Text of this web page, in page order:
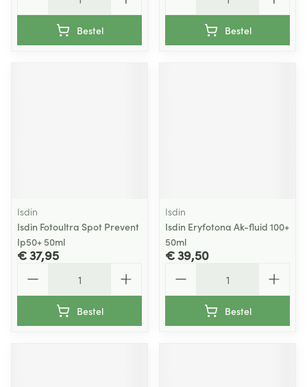
Bestel Bestel
Isdin
Isdin Fotoultra Spot Prevent
Ip50+ 50ml
€ 37,95
Bestel
Isdin
Isdin Eryfotona Ak-fluid 100+
50ml
€ 39,50
Bestel